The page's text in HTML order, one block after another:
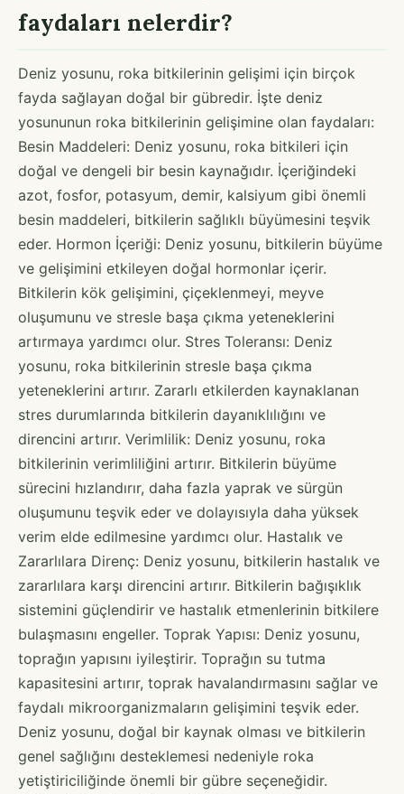
faydaları nelerdir?
Deniz yosunu, roka bitkilerinin gelişimi için birçok
fayda sağlayan doğal bir gübredir. İşte deniz
yosununun roka bitkilerinin gelişimine olan faydaları:
Besin Maddeleri: Deniz yosunu, roka bitkileri için
doğal ve dengeli bir besin kaynağıdır. İçeriğindeki
azot, fosfor, potasyum, demir, kalsiyum gibi önemli
besin maddeleri, bitkilerin sağlıklı büyümesini teşvik
eder. Hormon İçeriği: Deniz yosunu, bitkilerin büyüme
ve gelişimini etkileyen doğal hormonlar içerir.
Bitkilerin kök gelişimini, çiçeklenmeyi, meyve
oluşumunu ve stresle başa çıkma yeteneklerini
artırmaya yardımcı olur. Stres Toleransı: Deniz
yosunu, roka bitkilerinin stresle başa çıkma
yeteneklerini artırır. Zararlı etkilerden kaynaklanan
stres durumlarında bitkilerin dayanıklılığını ve
direncini artırır. Verimlilik: Deniz yosunu, roka
bitkilerinin verimliliğini artırır. Bitkilerin büyüme
sürecini hızlandırır, daha fazla yaprak ve sürgün
oluşumunu teşvik eder ve dolayısıyla daha yüksek
verim elde edilmesine yardımcı olur. Hastalık ve
Zararlılara Direnç: Deniz yosunu, bitkilerin hastalık ve
zararlılara karşı direncini artırır. Bitkilerin bağışıklık
sistemini güçlendirir ve hastalık etmenlerinin bitkilere
bulaşmasını engeller. Toprak Yapısı: Deniz yosunu,
toprağın yapısını iyileştirir. Toprağın su tutma
kapasitesini artırır, toprak havalandırmasını sağlar ve
faydalı mikroorganizmaların gelişimini teşvik eder.
Deniz yosunu, doğal bir kaynak olması ve bitkilerin
genel sağlığını desteklemesi nedeniyle roka
yetiştiriciliğinde önemli bir gübre seçeneğidir.